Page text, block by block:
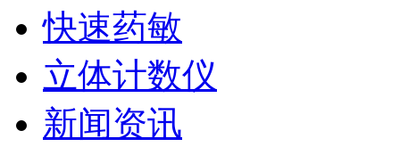
快速药敏
立体计数仪
新闻资讯